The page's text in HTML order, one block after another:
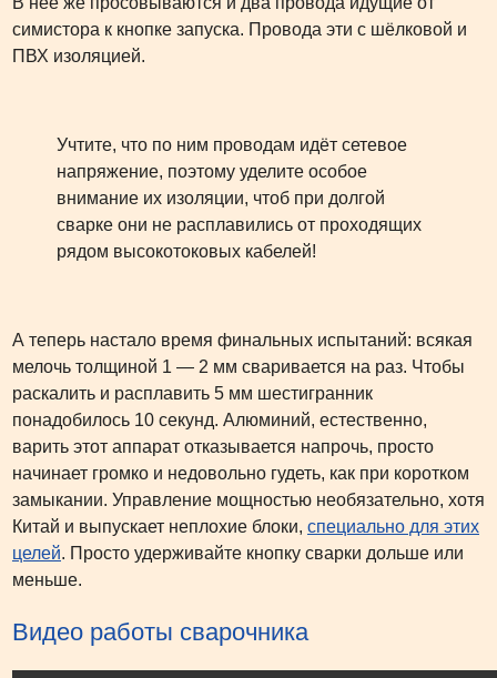
симистора к кнопке запуска. Провода эти с шёлковой и
ПВХ изоляцией.
Учтите, что по ним проводам идёт сетевое
напряжение, поэтому уделите особое
внимание их изоляции, чтоб при долгой
сварке они не расплавились от проходящих
рядом высокотоковых кабелей!
А теперь настало время финальных испытаний: всякая
мелочь толщиной 1 — 2 мм сваривается на раз. Чтобы
раскалить и расплавить 5 мм шестигранник
понадобилось 10 секунд. Алюминий, естественно,
варить этот аппарат отказывается напрочь, просто
начинает громко и недовольно гудеть, как при коротком
замыкании. Управление мощностью необязательно, хотя
Китай и выпускает неплохие блоки, специально для этих
целей. Просто удерживайте кнопку сварки дольше или
меньше.
Видео работы сварочника